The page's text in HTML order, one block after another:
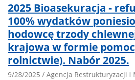
2025 Bioasekuracja -
100% wydatków
hodowcę trzody
krajowa w formie
rolnictwie). Nabór 2025.
9/28/2025 / Agencja